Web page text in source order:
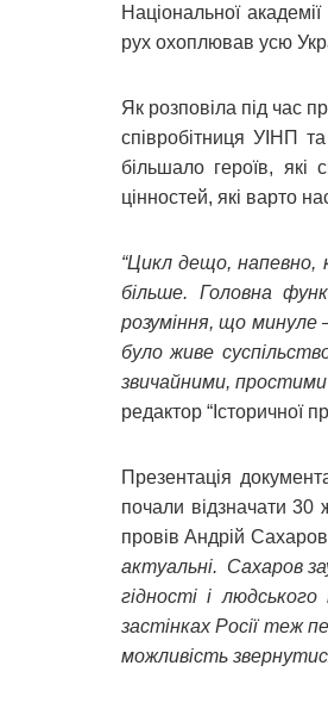
Національної
рух охоплював усю
Як розповіла під час
співробітниця УІНП
більшало героїв, які
цінностей, які варто
“Цикл дещо,
більше. Головна
розуміння, що минуле
було живе
звичайними,
редактор “Історичної
Презентація
почали відзначати
провів Андрій
актуальні. Сахаров
гідності і
застінках Росії теж
можливість